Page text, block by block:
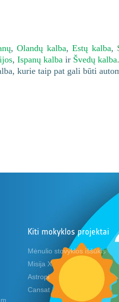
,Olandų kalba,Estų kalba,
, Ispanų kalba ir Švedų kalba.
kurie taip pat gali būti
Kiti mokyklos projektai
Mėnulio stovyklos iššūkis
Misija X
Astropi
Cansat